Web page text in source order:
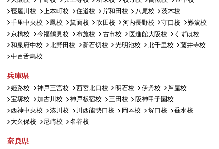
寝屋川校
上本町校 住道校 岸和田校 八尾校
茨木校
千里中央校
鳳校 箕面校 吹田校 河内長野校 守口校
難波校
京橋校
今福鶴見校 布施校 古市校 医進館大阪校
くずは校
和泉府中校
北野田校 新石切校 光明池校 北千里校
藤井寺校
中百舌鳥校
兵庫県
姫路校 神戸三宮校 西宮北口校 明石校 伊丹校
芦屋校
宝塚校
加古川校 神戸板宿校 三田校
阪神甲子園校
西神中央校
湊川校 川西能勢口校 岡本校 塚口校
垂水校
大久保校
尼崎校 名谷校
奈良県